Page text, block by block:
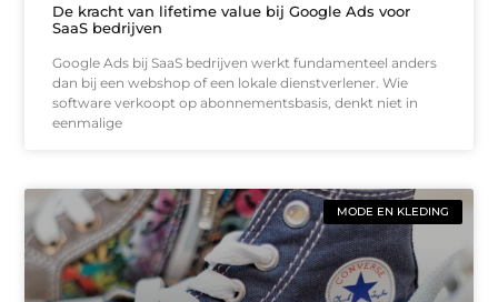
De kracht van lifetime value bij Google Ads voor
SaaS bedrijven
Google Ads bij SaaS bedrijven werkt fundamenteel anders
dan bij een webshop of een lokale dienstverlener. Wie
software verkoopt op abonnementsbasis, denkt niet in
eenmalige
MODE EN KLEDING